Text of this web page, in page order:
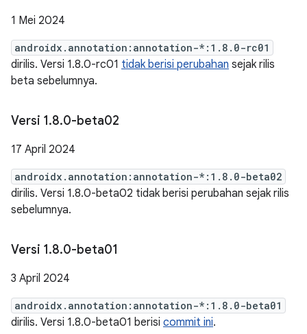
1 Mei 2024
androidx.annotation:annotation-*:1.8.0-rc01
dirilis. Versi 1.8.0-rc01 tidak berisi perubahan sejak rilis
beta sebelumnya.
Versi 1.8.0-beta02
17 April 2024
androidx.annotation:annotation-*:1.8.0-beta02
dirilis. Versi 1.8.0-beta02 tidak berisi perubahan sejak rilis
sebelumnya.
Versi 1.8.0-beta01
3 April 2024
androidx.annotation:annotation-*:1.8.0-beta01
dirilis. Versi 1.8.0-beta01 berisi commit ini.